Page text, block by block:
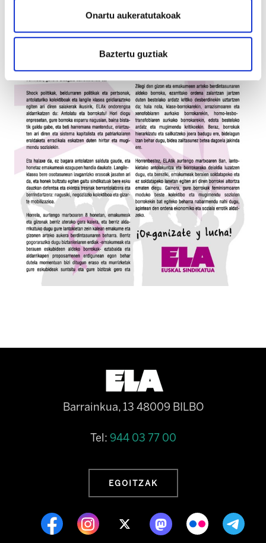
Onartu aukeratutakoak
Baztertu guztiak
Barrainkua, 13 48009 BILBO
Tel: 944 03 77 00
EGOITZAK